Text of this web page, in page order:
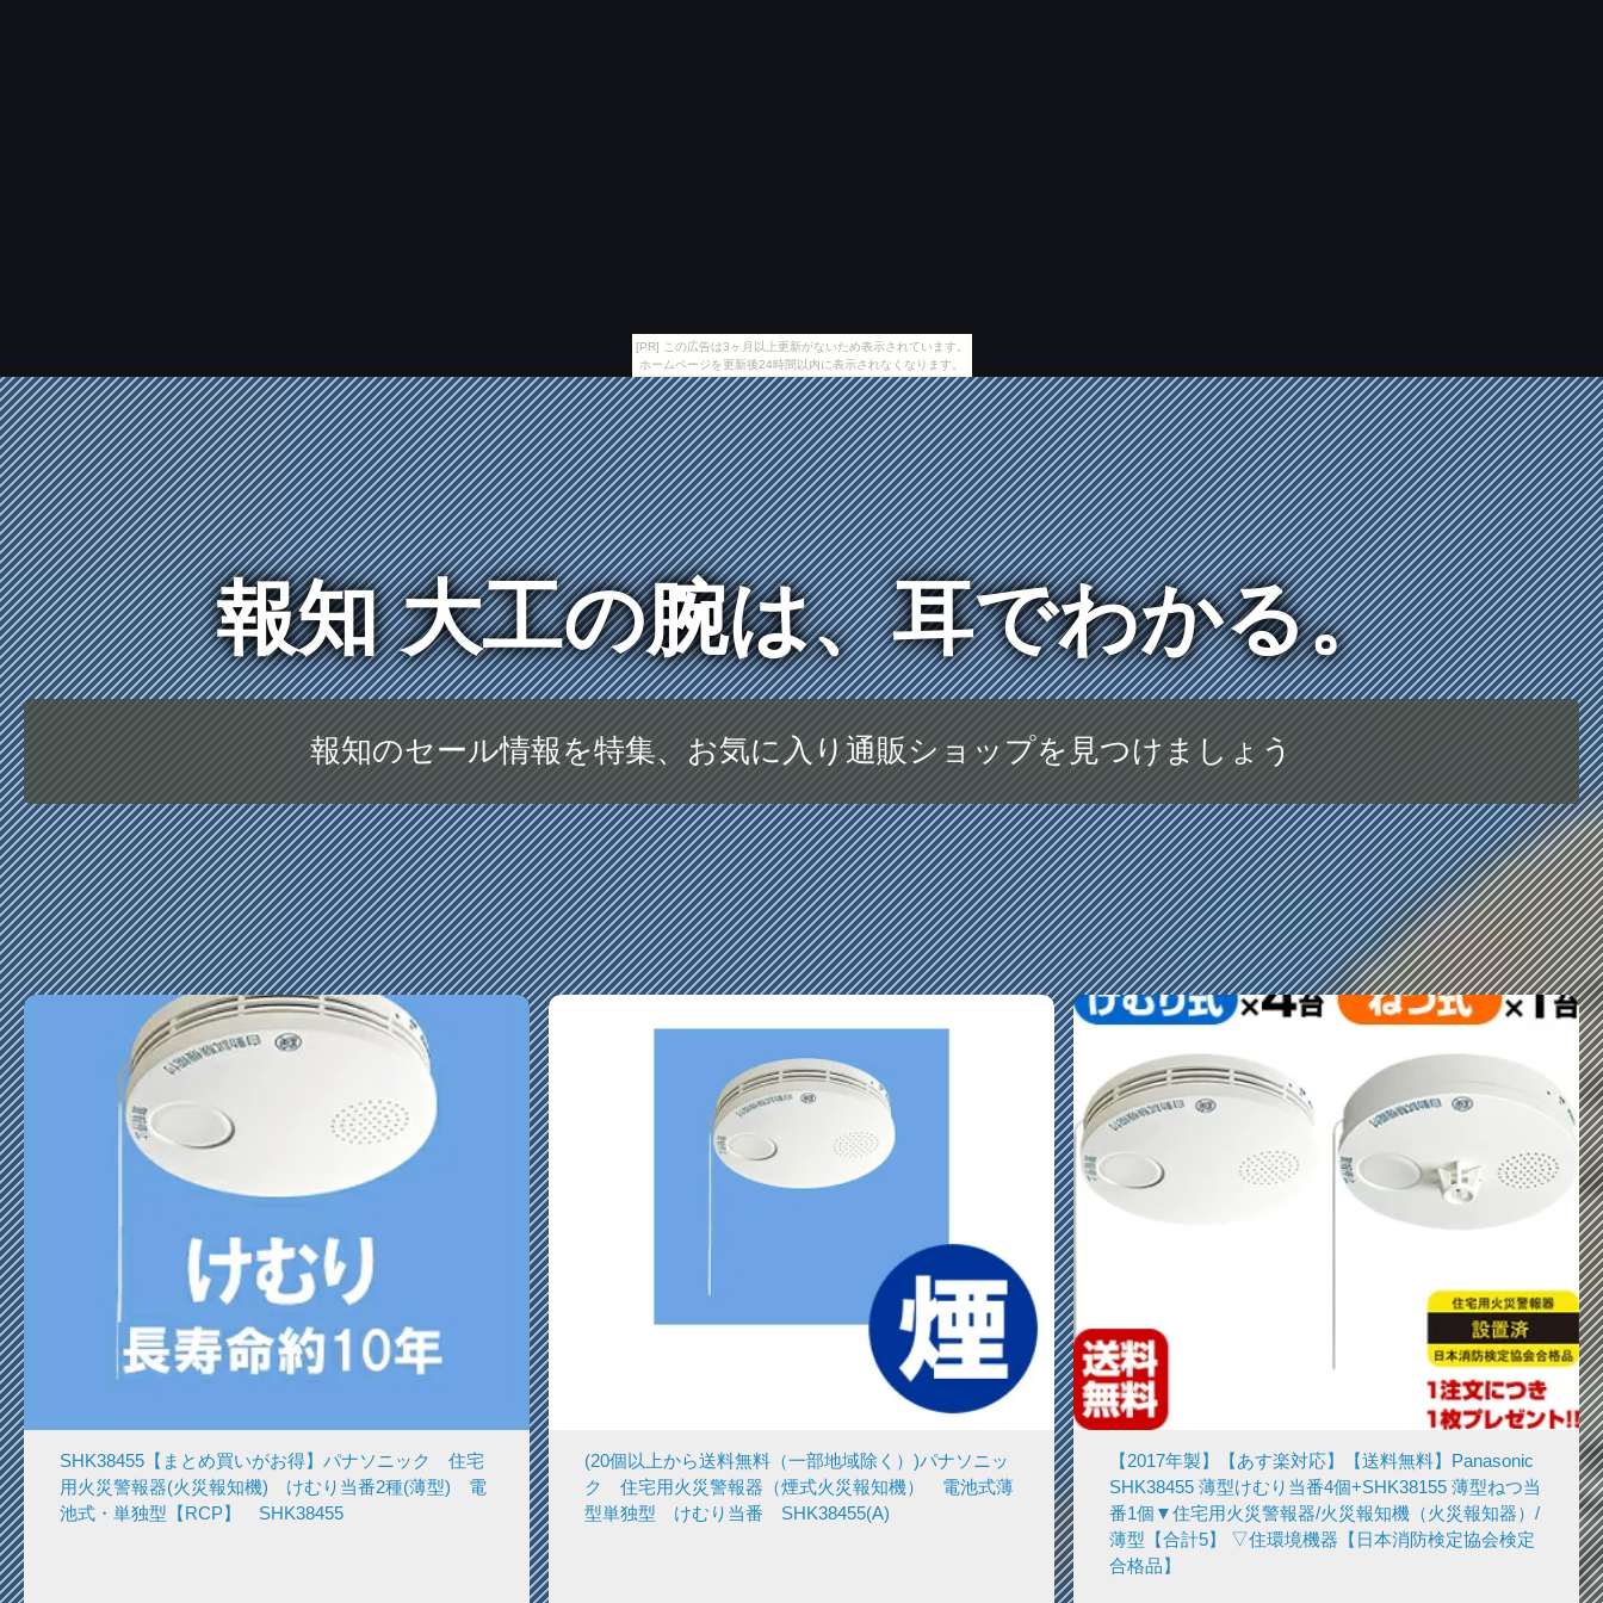
[PR] この広告は3ヶ月以上更新がないため表示されています。
ホームページを更新後24時間以内に表示されなくなります。
報知 大工の腕は、耳でわかる。
報知のセール情報を特集、お気に入り通販ショップを見つけましょう
SHK38455【まとめ買いがお得】パナソニック 住宅
用火災警報器(火災報知機) けむり当番2種(薄型) 電
池式・単独型【RCP】 SHK38455
(20個以上から送料無料（一部地域除く）)パナソニッ
ク 住宅用火災警報器（煙式火災報知機） 電池式薄
型単独型 けむり当番 SHK38455(A)
【2017年製】【あす楽対応】【送料無料】Panasonic
SHK38455 薄型けむり当番4個+SHK38155 薄型ねつ当
番1個▼住宅用火災警報器/火災報知機（火災報知器）/
薄型【合計5】 ▽住環境機器【日本消防検定協会検定
合格品】